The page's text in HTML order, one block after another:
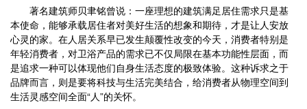
著名建筑师贝聿铭曾说：一座理想的建筑满足居住需求只是基
本使命，能够承载居住者对美好生活的想象和期待，才是让人安放
心灵的家。在人居关系早已发生颠覆性改变的今天，消费者特别是
年轻消费者，对卫浴产品的需求已不仅局限在基本功能性层面，而
是追求一种可以体现他们自身生活态度的极致体验。这种诉求之于
品牌而言，则是要将科技与生活完美结合，给消费者从物理空间到
生活灵感空间全面“人”的关怀。